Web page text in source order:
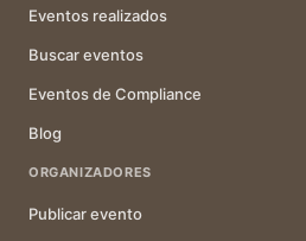
Eventos realizados
Buscar eventos
Eventos de Compliance
Blog
ORGANIZADORES
Publicar evento